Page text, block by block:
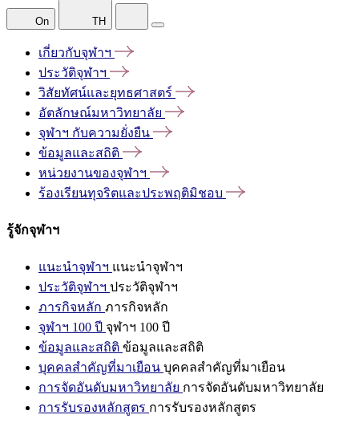
On TH
เกี่ยวกับจุฬาฯ
ประวัติจุฬาฯ
วิสัยทัศน์และยุทธศาสตร์
อัตลักษณ์มหาวิทยาลัย
จุฬาฯ กับความยั่งยืน
ข้อมูลและสถิติ
หน่วยงานของจุฬาฯ
ร้องเรียนทุจริตและประพฤติมิชอบ
รู้จักจุฬาฯ
แนะนำจุฬาฯ แนะนำจุฬาฯ
ประวัติจุฬาฯ ประวัติจุฬาฯ
ภารกิจหลัก ภารกิจหลัก
จุฬาฯ 100 ปี จุฬาฯ 100 ปี
ข้อมูลและสถิติ ข้อมูลและสถิติ
บุคคลสำคัญที่มาเยือน บุคคลสำคัญที่มาเยือน
การจัดอันดับมหาวิทยาลัย การจัดอันดับมหาวิทยาลัย
การรับรองหลักสูตร การรับรองหลักสูตร